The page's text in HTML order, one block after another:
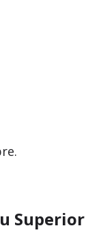
Superior